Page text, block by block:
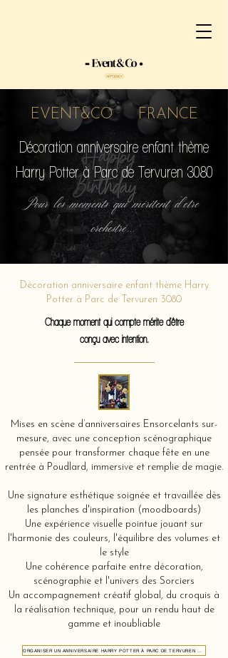
EVENT&CO FRANCE
Décoration anniversaire enfant thème
Harry Potter à Parc de Tervuren 3080
Pour les moments qui méritent d'etre
orchestré...
Décoration anniversaire enfant thème Harry
Potter à Parc de Tervuren 3080
Chaque moment qui compte mérite d'être
conçu avec intention.
Mises en scène d’anniversaires Ensorcelants sur-
mesure, avec une conception scénographique
pensée pour transformer chaque fête en une
rentrée à Poudlard, immersive et remplie de magie.
Une signature esthétique soignée et travaillée dès
les planches d'inspiration (moodboards)
Une expérience visuelle pointue jouant sur
l'harmonie des couleurs, l'équilibre des volumes et
le style
Une cohérence parfaite entre décoration,
scénographie et l'univers des Sorciers
Un accompagnement créatif global, du croquis à
la réalisation technique, pour un rendu haut de
gamme et inoubliable